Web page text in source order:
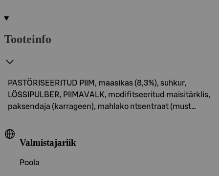
Tooteinfo
PASTÖRISEERITUD PIIM, maasikas (8,3%), suhkur,
LÖSSIPULBER, PIIMAVALK, modifitseeritud maisitärklis,
paksendaja (karrageen), mahlako ntsentraat (must…
Valmistajariik
Poola